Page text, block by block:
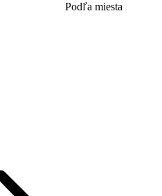
Podľa miesta